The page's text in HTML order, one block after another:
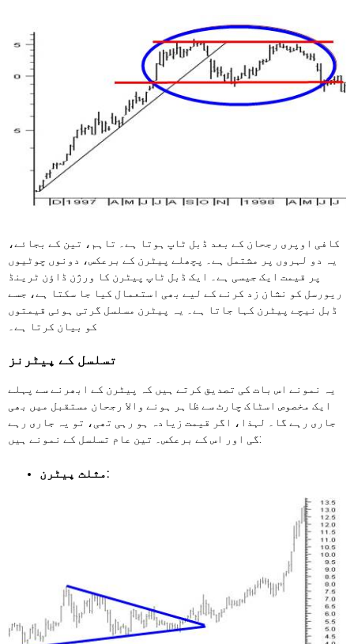
کافی اوپری رجحان کے بعد ڈبل ٹاپ ہوتا ہے۔ تاہم، تین کے بجائے،
یہ دو لہروں پر مشتمل ہے۔ پچھلے پیٹرن کے برعکس، دونوں چوٹیوں
پر قیمت ایک جیسی ہے۔ ایک ڈبل ٹاپ پیٹرن کا ورژن ڈاؤن ٹرینڈ
ریورسل کو نشان زد کرنے کے لیے بھی استعمال کیا جا سکتا ہے، جسے
ڈبل نیچے پیٹرن کہا جاتا ہے۔ یہ پیٹرن مسلسل گرتی ہوئی قیمتوں
کو بیان کرتا ہے۔
تسلسل کے پیٹرنز
یہ نمونے اس بات کی تصدیق کرتے ہیں کہ پیٹرن کے ابھرنے سے پہلے
ایک مخصوص اسٹاک چارٹ سے ظاہر ہونے والا رجحان مستقبل میں بھی
جاری رہے گا۔ لہذا، اگر قیمت زیادہ ہو رہی تھی، تو یہ جاری رہے
گی اور اس کے برعکس۔ تین عام تسلسل کے نمونے ہیں:
مثلث پیٹرن: